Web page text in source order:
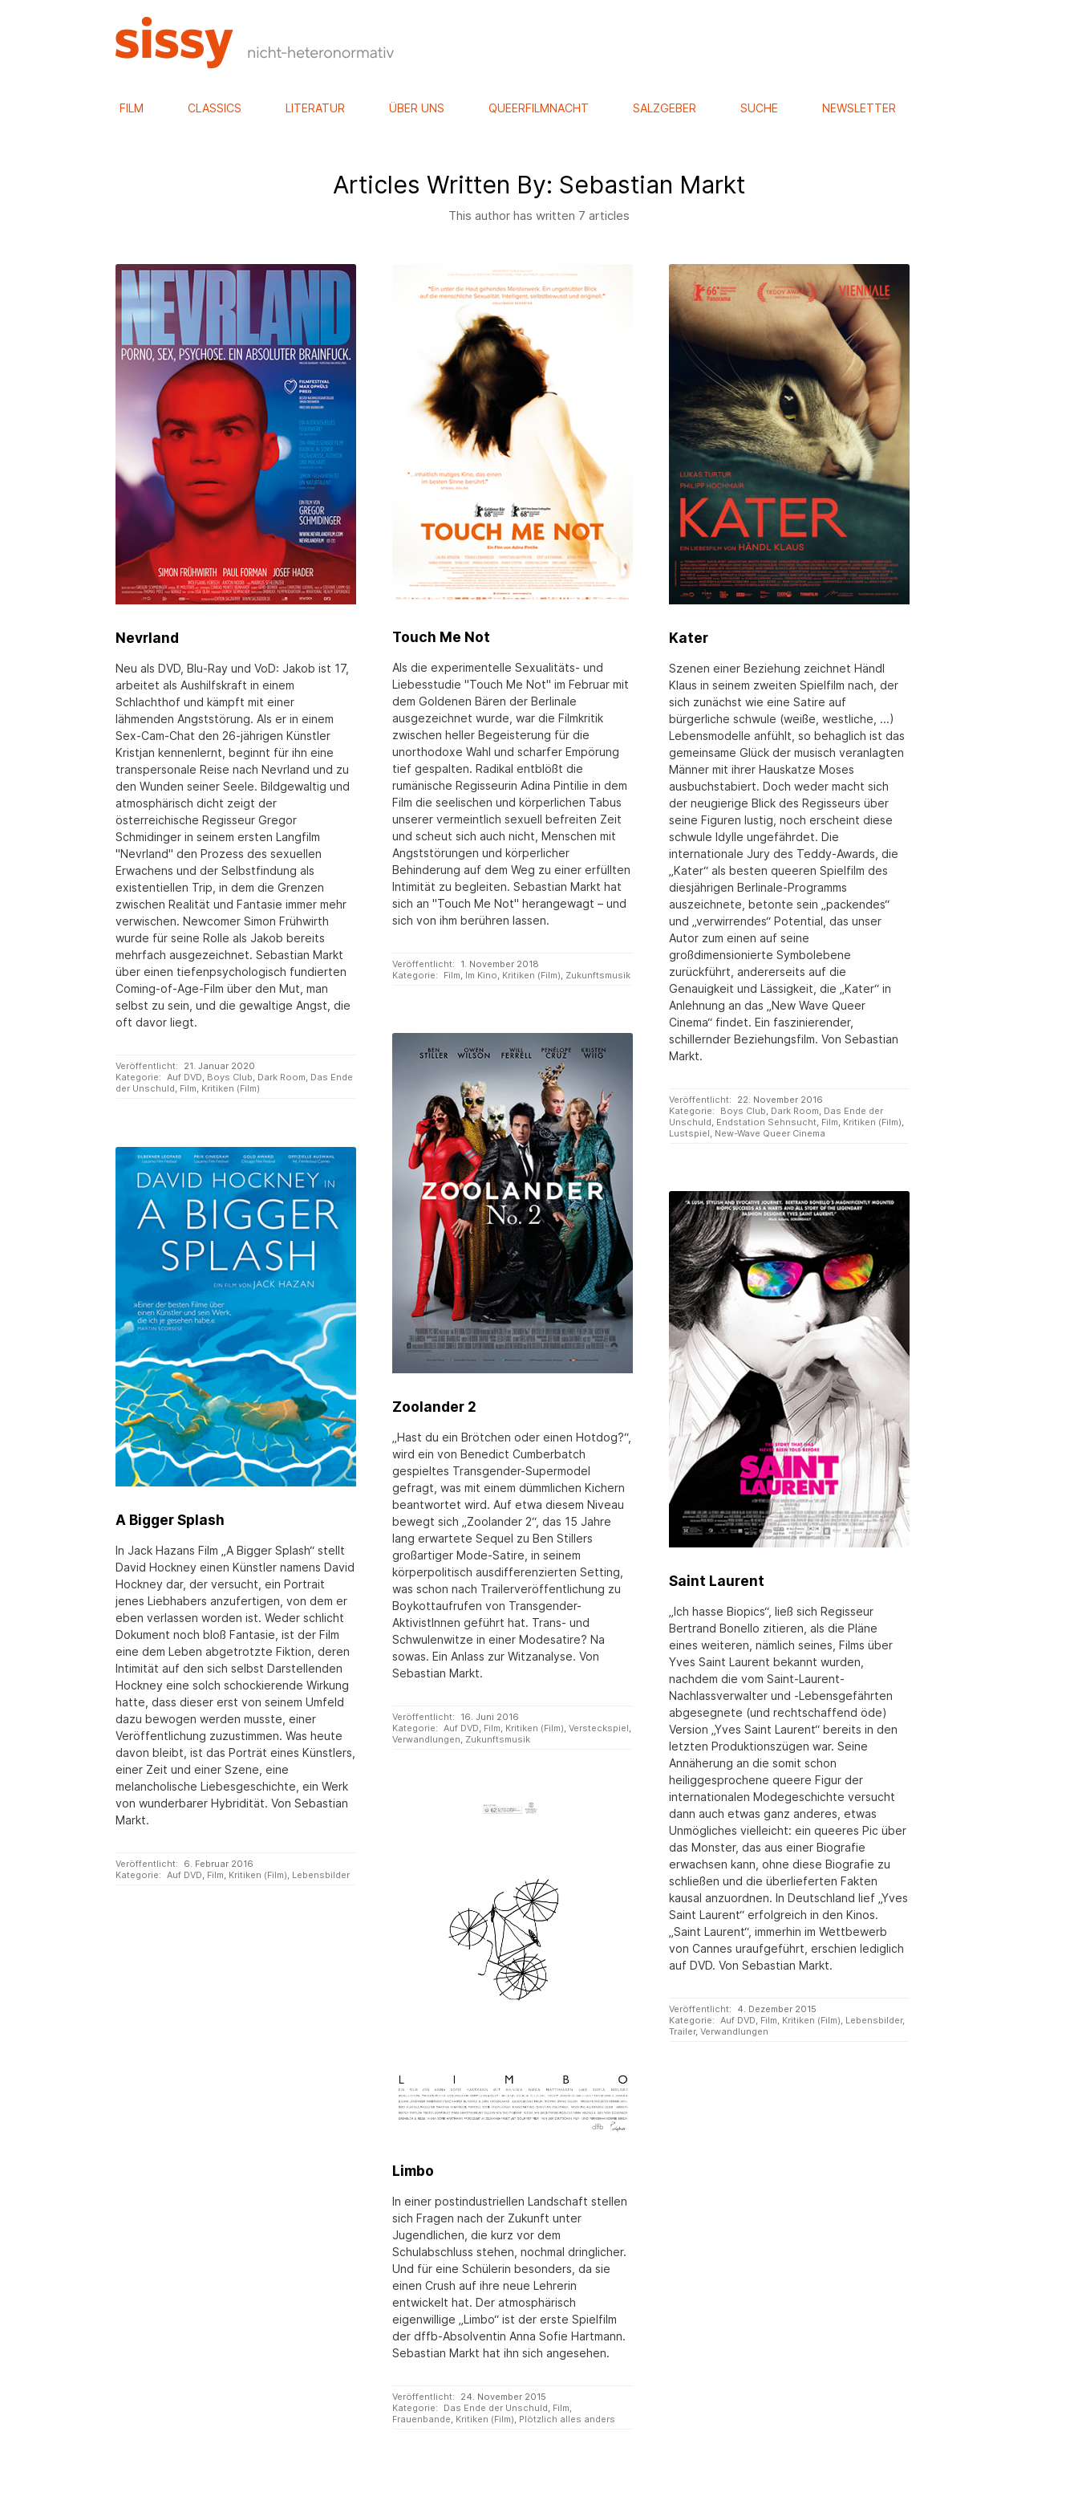
FILM CLASSICS LITERATUR ÜBER UNS QUEERFILMNACHT SALZGEBER SUCHE NEWSLETTER
Articles Written By: Sebastian Markt
This author has written 7 articles
Nevrland
Neu als DVD, Blu-Ray und VoD: Jakob ist 17,
arbeitet als Aushilfskraft in einem
Schlachthof und kämpft mit einer
lähmenden Angststörung. Als er in einem
Sex-Cam-Chat den 26-jährigen Künstler
Kristjan kennenlernt, beginnt für ihn eine
transpersonale Reise nach Nevrland und zu
den Wunden seiner Seele. Bildgewaltig und
atmosphärisch dicht zeigt der
österreichische Regisseur Gregor
Schmidinger in seinem ersten Langfilm
"Nevrland" den Prozess des sexuellen
Erwachens und der Selbstfindung als
existentiellen Trip, in dem die Grenzen
zwischen Realität und Fantasie immer mehr
verwischen. Newcomer Simon Frühwirth
wurde für seine Rolle als Jakob bereits
mehrfach ausgezeichnet. Sebastian Markt
über einen tiefenpsychologisch fundierten
Coming-of-Age-Film über den Mut, man
selbst zu sein, und die gewaltige Angst, die
oft davor liegt.
Veröffentlicht:
21. Januar 2020
Kategorie: Auf DVD, Boys Club, Dark Room, Das Ende
der Unschuld, Film, Kritiken (Film)
Touch Me Not
Als die experimentelle Sexualitäts- und
Liebesstudie "Touch Me Not" im Februar mit
dem Goldenen Bären der Berlinale
ausgezeichnet wurde, war die Filmkritik
zwischen heller Begeisterung für die
unorthodoxe Wahl und scharfer Empörung
tief gespalten. Radikal entblößt die
rumänische Regisseurin Adina Pintilie in dem
Film die seelischen und körperlichen Tabus
unserer vermeintlich sexuell befreiten Zeit
und scheut sich auch nicht, Menschen mit
Angststörungen und körperlicher
Behinderung auf dem Weg zu einer erfüllten
Intimität zu begleiten. Sebastian Markt hat
sich an "Touch Me Not" herangewagt – und
sich von ihm berühren lassen.
Veröffentlicht:
1. November 2018
Kategorie:
Film Im Kino Kritiken (Film) Zukunftsmusik
Kater
Szenen einer Beziehung zeichnet Händl
Klaus in seinem zweiten Spielfilm nach, der
sich zunächst wie eine Satire auf
bürgerliche schwule (weiße, westliche, ...)
Lebensmodelle anfühlt, so behaglich ist das
gemeinsame Glück der musisch veranlagten
Männer mit ihrer Hauskatze Moses
ausbuchstabiert. Doch weder macht sich
der neugierige Blick des Regisseurs über
seine Figuren lustig, noch erscheint diese
schwule Idylle ungefährdet. Die
internationale Jury des Teddy-Awards, die
„Kater“ als besten queeren Spielfilm des
diesjährigen Berlinale-Programms
auszeichnete, betonte sein „packendes“
und „verwirrendes“ Potential, das unser
Autor zum einen auf seine
großdimensionierte Symbolebene
zurückführt, andererseits auf die
Genauigkeit und Lässigkeit, die „Kater“ in
Anlehnung an das „New Wave Queer
Cinema“ findet. Ein faszinierender,
schillernder Beziehungsfilm. Von Sebastian
Markt.
Veröffentlicht:
22. November 2016
Kategorie:
Boys Club Dark Room Das Ende der
Unschuld Endstation Sehnsucht Film Kritiken (Film)
Lustspiel New-Wave Queer Cinema
Zoolander 2
„Hast du ein Brötchen oder einen Hotdog?“,
wird ein von Benedict Cumberbatch
gespieltes Transgender-Supermodel
gefragt, was mit einem dümmlichen Kichern
beantwortet wird. Auf etwa diesem Niveau
bewegt sich „Zoolander 2“, das 15 Jahre
lang erwartete Sequel zu Ben Stillers
großartiger Mode-Satire, in seinem
körperpolitisch ausdifferenzierten Setting,
was schon nach Trailerveröffentlichung zu
Boykottaufrufen von Transgender-
AktivistInnen geführt hat. Trans- und
Schwulenwitze in einer Modesatire? Na
sowas. Ein Anlass zur Witzanalyse. Von
Sebastian Markt.
Veröffentlicht:
16. Juni 2016
Kategorie: Auf DVD Film Kritiken (Film) ,Versteckspiel
Verwandlungen Zukunftsmusik
A Bigger Splash
In Jack Hazans Film „A Bigger Splash“ stellt
David Hockney einen Künstler namens David
Hockney dar, der versucht, ein Portrait
jenes Liebhabers anzufertigen, von dem er
eben verlassen worden ist. Weder schlicht
Dokument noch bloß Fantasie, ist der Film
eine dem Leben abgetrotzte Fiktion, deren
Intimität auf den sich selbst Darstellenden
Hockney eine solch schockierende Wirkung
hatte, dass dieser erst von seinem Umfeld
dazu bewogen werden musste, einer
Veröffentlichung zuzustimmen. Was heute
davon bleibt, ist das Porträt eines Künstlers,
einer Zeit und einer Szene, eine
melancholische Liebesgeschichte, ein Werk
von wunderbarer Hybridität. Von Sebastian
Markt.
Veröffentlicht:
6. Februar 2016
Kategorie: Auf DVD Film Kritiken (Film) Lebensbilder
Saint Laurent
„Ich hasse Biopics“, ließ sich Regisseur
Bertrand Bonello zitieren, als die Pläne
eines weiteren, nämlich seines, Films über
Yves Saint Laurent bekannt wurden,
nachdem die vom Saint-Laurent-
Nachlassverwalter und -Lebensgefährten
abgesegnete (und rechtschaffend öde)
Version „Yves Saint Laurent“ bereits in den
letzten Produktionszügen war. Seine
Annäherung an die somit schon
heiliggesprochene queere Figur der
internationalen Modegeschichte versucht
dann auch etwas ganz anderes, etwas
Unmögliches vielleicht: ein queeres Pic über
das Monster, das aus einer Biografie
erwachsen kann, ohne diese Biografie zu
schließen und die überlieferten Fakten
kausal anzuordnen. In Deutschland lief „Yves
Saint Laurent“ erfolgreich in den Kinos.
„Saint Laurent“, immerhin im Wettbewerb
von Cannes uraufgeführt, erschien lediglich
auf DVD. Von Sebastian Markt.
Veröffentlicht:
4. Dezember 2015
Kategorie: Auf DVD Film Kritiken (Film) Lebensbilder,
Trailer,Verwandlungen
Limbo
In einer postindustriellen Landschaft stellen
sich Fragen nach der Zukunft unter
Jugendlichen, die kurz vor dem
Schulabschluss stehen, nochmal dringlicher.
Und für eine Schülerin besonders, da sie
einen Crush auf ihre neue Lehrerin
entwickelt hat. Der atmosphärisch
eigenwillige „Limbo“ ist der erste Spielfilm
der dffb-Absolventin Anna Sofie Hartmann.
Sebastian Markt hat ihn sich angesehen.
Veröffentlicht:
24. November 2015
Kategorie:
Das Ende der Unschuld, Film,
Frauenbande, Kritiken (Film), Plötzlich alles anders